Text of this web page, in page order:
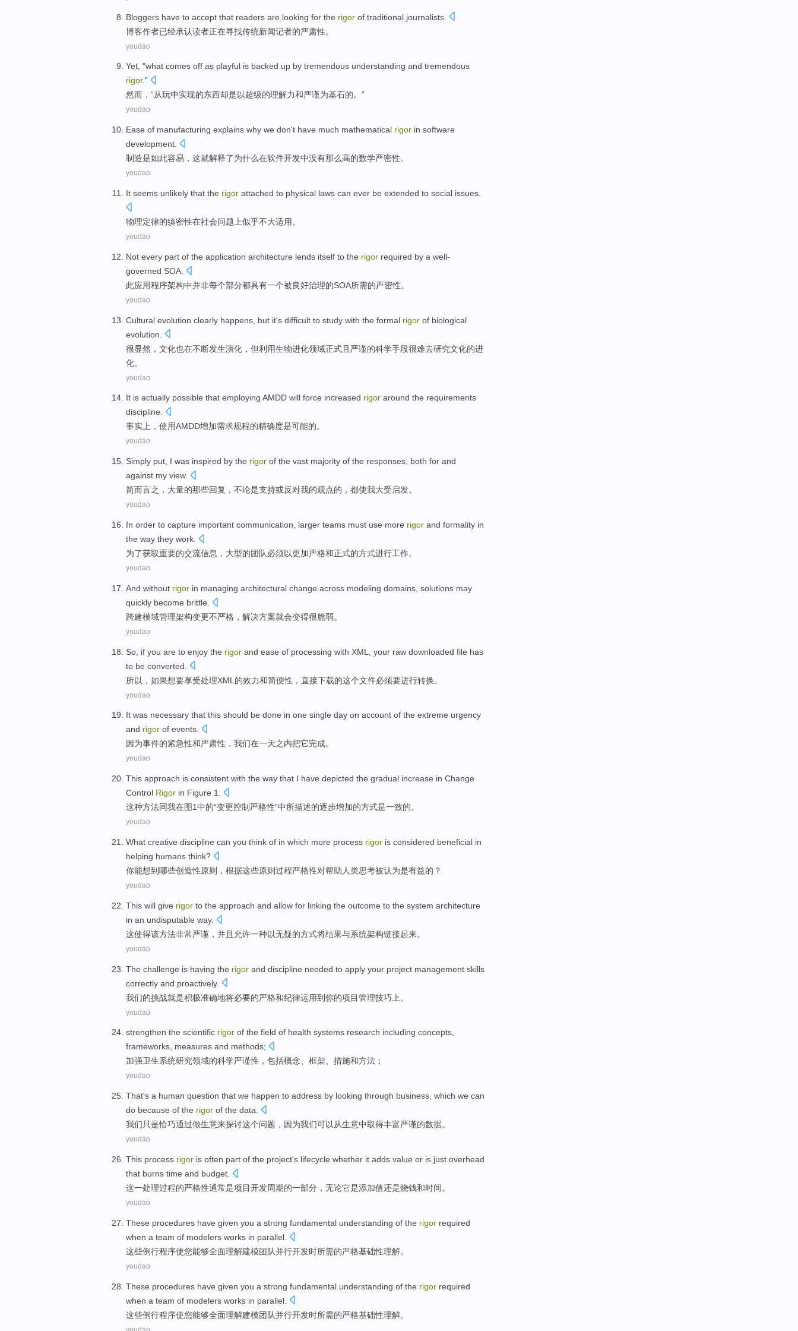
Bloggers have to accept that readers are looking for the rigor of traditional journalists
博客作者已经承认读者正在寻找传统新闻记者的严肃性。
youdao
Yet, "what comes off as playful is backed up by tremendous understanding and tremendous
rigor."
然而 ，“从玩中实现的东西却是以超级的理解力和严谨为基石的。”
youdao
Ease of manufacturing explains why we don't have much mathematical rigor in software
development
制造是如此容易 ，这就解释了为什么在软件开发中没有那么高的数学严密性。
youdao
It seems unlikely that the rigor attached to physical laws can ever be extended to social issues
物理定律的缜密性在社会问题 上似乎不大适用。
youdao
Not every part of the application architecture lends itself to the rigor required by a well-
governed SOA
此应用程序架构中并非每个部分都具有一个被良好治理的SOA所需的严密性。
youdao
Cultural evolution clearly happens but it's difficult to study with the formal rigor of biological
evolution
很显然 ， 文化也在不断发生演化 ， 但利用生物进化领域正式且 严谨的科学手段很难去研究文化的进
化。
youdao
It is actually possible that employing AMDD will force increased rigor around the requirements
discipline.
事实上 ， 使用AMDD增加需求规程的精确度是可能的。
youdao
Simply put I was inspired by the rigor of the vast majority of the responses both for and
against my view.
简而言之， 大量的那些回复 ，不论是支持或反对我的观点的， 都使我大受启发。
youdao
In order to capture important communication larger teams must use more rigor and formality in
the way they work
为了获取重要的交流信息 ， 大型的团队必须以更加严格和正式的方式进行工作。
youdao
And without rigor in managing architectural change across modeling domains solutions may
quickly become brittle
跨建模域管理架构变更不严格 ， 解决方案就会变得很脆弱。
youdao
So if you are to enjoy the rigor and ease of processing with XML , your raw downloaded file has
to be converted
所以 ， 如果想要享受处理XML 的效力和简便性 ，直接下载的这个文件必须要进行转换。
youdao
It was necessary that this should be done in one single day on account of the extreme urgency
and rigor of events.
因为事件的紧急性和严肃性 ，我们在一天之内把它完成。
youdao
This approach is consistent with the way that I have depicted the gradual increase in Change
Control Rigor in Figure 1
这种方法同我在图1中的“变更控制 严格性”中所描述的逐步增加的方式是一致的。
youdao
What creative discipline can you think of in which more process rigor is considered beneficial in
helping humans think?
你能想到哪些创造性原则 ，根据这些原则过程严格性对帮助 人类思考被认为是有益的？
youdao
This will give rigor to the approach and allow for linking the outcome to the system architecture
in an undisputable way.
这使得该方法非常严谨 ， 并且 允许一种以无疑的方式将结果与系统架构链接起来。
youdao
The challenge is having the rigor and discipline needed to apply your project management skills
correctly and proactively.
我们的挑战就是积极准确地将必要的严格和纪律运用到你的项目管理技巧上 。
youdao
strengthen the scientific rigor of the field of health systems research including concepts,
frameworks, measures and methods;
加强卫生系统研究领域的科学严谨性 ， 包括概念、 框架、 措施和方法 ；
youdao
That's a human question that we happen to address by looking through business , which we can
do because of the rigor of the data
我们只是恰巧通过做生意来探讨这个问题 ， 因为我们可以 从生意中取得丰富严谨的数据。
youdao
This process rigor is often part of the project's lifecycle whether it adds value or is just overhead
that burns time and budget.
这一处理过程的严格性通常是项目开发周期的一部分， 无论它是添加值还是烧钱和时间。
youdao
These procedures have given you a strong fundamental understanding of the rigor required
when a team of modelers works in parallel
这些例行程序使您能够全面理解建模团队并行开发时所需的严格基础性理解。
youdao
These procedures have given you a strong fundamental understanding of the rigor required
when a team of modelers works in parallel
这些例行程序使您能够全面理解建模团队并行开发时所需的严格基础性理解。